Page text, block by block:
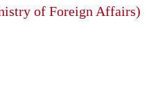
of Foreign Affairs)